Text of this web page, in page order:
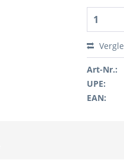
Art-Nr.:
UPE:
EAN: